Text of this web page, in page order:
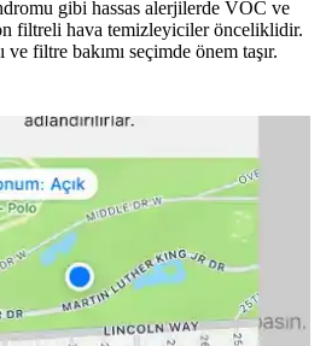
gibi hassas alerjilerde VOC ve
filtreli hava temizleyiciler önceliklidir.
filtre bakımı seçimde önem taşır.